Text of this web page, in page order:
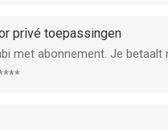
privé toepassingen
met abonnement. Je